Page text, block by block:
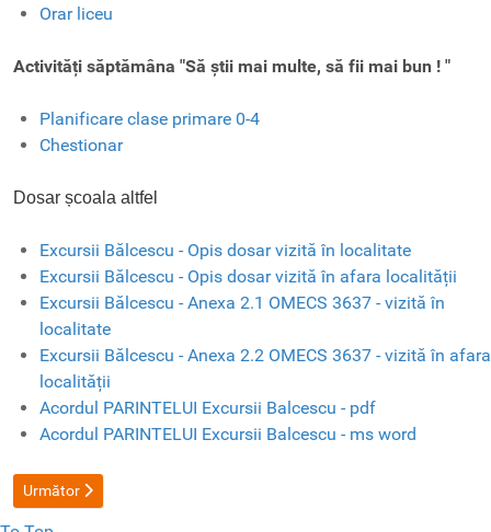
Orar liceu
Activități săptămâna "Să știi mai multe, să fii mai bun ! "
Planificare clase primare 0-4
Chestionar
Dosar școala altfel
Excursii Bălcescu - Opis dosar vizită în localitate
Excursii Bălcescu - Opis dosar vizită în afara localității
Excursii Bălcescu - Anexa 2.1 OMECS 3637 - vizită în
localitate
Excursii Bălcescu - Anexa 2.2 OMECS 3637 - vizită în afara
localității
Acordul PARINTELUI Excursii Balcescu - pdf
Acordul PARINTELUI Excursii Balcescu - ms word
Articolul următor: Sport si Spiritualitate
Următor